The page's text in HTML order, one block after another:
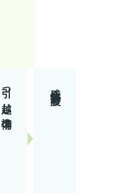
引っ越し準備 残金決済引渡し